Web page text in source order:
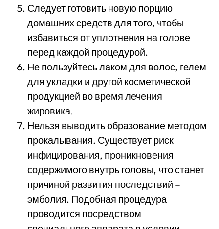
Следует готовить новую порцию
домашних средств для того, чтобы
избавиться от уплотнения на голове
перед каждой процедурой.
Не пользуйтесь лаком для волос, гелем
для укладки и другой косметической
продукцией во время лечения
жировика.
Нельзя выводить образование методом
прокалывания. Существует риск
инфицирования, проникновения
содержимого внутрь головы, что станет
причиной развития последствий –
эмболия. Подобная процедура
проводится посредством